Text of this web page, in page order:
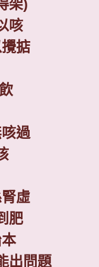
架)
咳
掂
過
虛
肥
出問題